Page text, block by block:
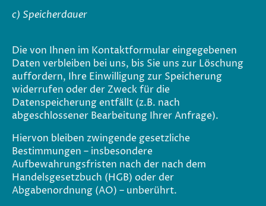
c) Speicherdauer
Die von Ihnen im Kontaktformular eingegebenen
Daten verbleiben bei uns, bis Sie uns zur Löschung
auffordern, Ihre Einwilligung zur Speicherung
widerrufen oder der Zweck für die
Datenspeicherung entfällt (z.B. nach
abgeschlossener Bearbeitung Ihrer Anfrage).
Hiervon bleiben zwingende gesetzliche
Bestimmungen – insbesondere
Aufbewahrungsfristen nach der nach dem
Handelsgesetzbuch (HGB) oder der
Abgabenordnung (AO) – unberührt.